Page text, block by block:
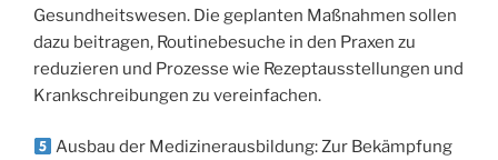
Gesundheitswesen. Die geplanten Maßnahmen sollen
dazu beitragen, Routinebesuche in den Praxen zu
reduzieren und Prozesse wie Rezeptausstellungen und
Krankschreibungen zu vereinfachen.
Ausbau der Medizinerausbildung: Zur Bekämpfung